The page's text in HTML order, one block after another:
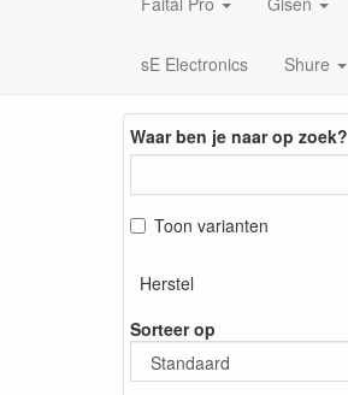
sE Electronics Shure
Waar ben je naar op zoek?
Toon varianten
Herstel
Sorteer op